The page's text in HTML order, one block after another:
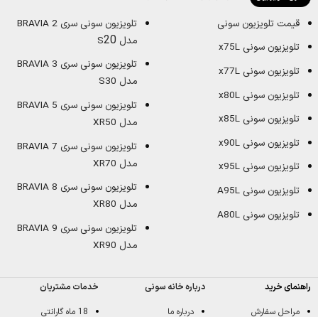
قیمت تلویزیون سونی
تلویزیون سونی x75L
تلویزیون سونی x77L
تلویزیون سونی x80L
تلویزیون سونی x85L
تلویزیون سونی x90L
تلویزیون سونی x95L
تلویزیون سونی A95L
تلویزیون سونی A80L
تلویزیون سونی سری BRAVIA 2
مدل S 20
تلویزیون سونی سری BRAVIA 3
مدل S30
تلویزیون سونی سری BRAVIA 5
مدل XR50
تلویزیون سونی سری BRAVIA 7
مدل XR70
تلویزیون سونی سری BRAVIA 8
مدل XR80
تلویزیون سونی سری BRAVIA 9
مدل XR90
راهنمای خرید
مراحل سفارش
درباره خانه سونی
درباره ما
خدمات مشتریان
18 ماه گارانتی